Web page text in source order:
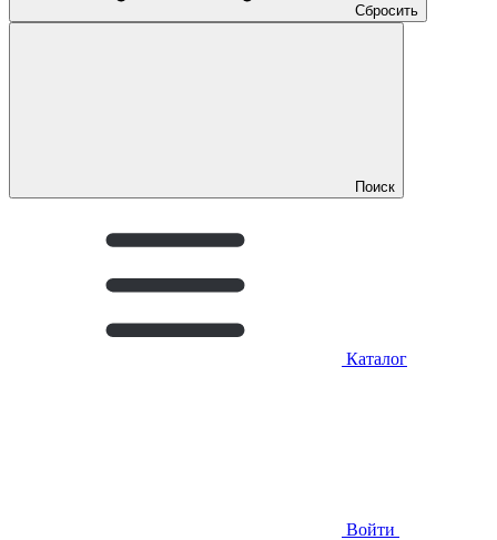
Сбросить
Поиск
Каталог
Войти